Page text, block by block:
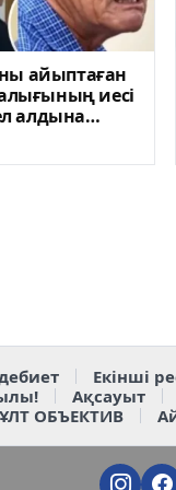
айыптаған
иесі
алдына
Екінші
Ақсауыт
ҰЛТ ОБЪЕКТИВ